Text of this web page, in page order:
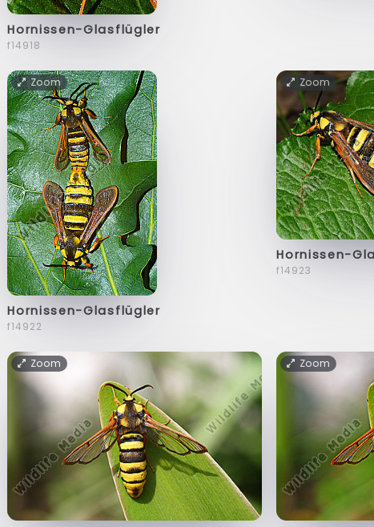
Hornissen-Glasflügler
f14918
Zoom
Hornissen-Glasflügler
f14922
Zoom
Hornissen-
f14923
Zoom Zoom